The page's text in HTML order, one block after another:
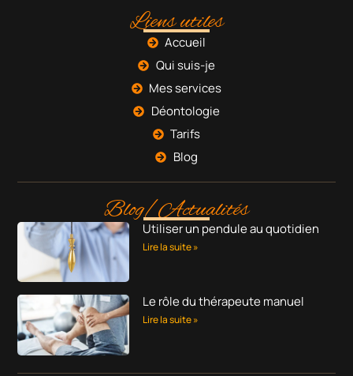
Liens utiles
Accueil
Qui suis-je
Mes services
Déontologie
Tarifs
Blog
Blog/Actualités
Utiliser un pendule au quotidien
Lire la suite »
Le rôle du thérapeute manuel
Lire la suite »